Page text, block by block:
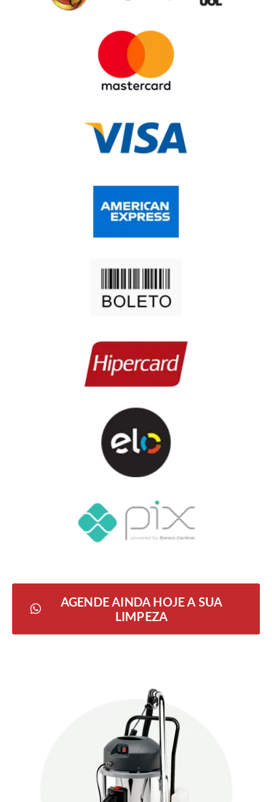
AGENDE AINDA HOJE A SUA
LIMPEZA